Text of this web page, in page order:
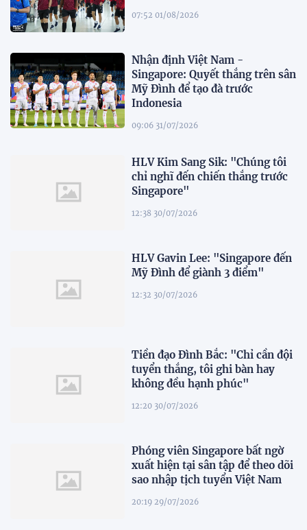
07:52 01/08/2026
Nhận định Việt Nam -
Singapore: Quyết thắng trên sân
Mỹ Đình để tạo đà trước
Indonesia
09:06 31/07/2026
HLV Kim Sang Sik: "Chúng tôi
chỉ nghĩ đến chiến thắng trước
Singapore"
12:38 30/07/2026
HLV Gavin Lee: "Singapore đến
Mỹ Đình để giành 3 điểm"
12:32 30/07/2026
Tiền đạo Đình Bắc: "Chỉ cần đội
tuyển thắng, tôi ghi bàn hay
không đều hạnh phúc"
12:20 30/07/2026
Phóng viên Singapore bất ngờ
xuất hiện tại sân tập để theo dõi
sao nhập tịch tuyển Việt Nam
20:19 29/07/2026